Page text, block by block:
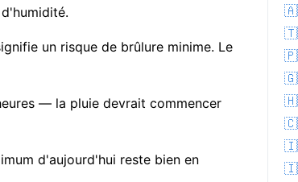
un risque de brûlure minime. Le
— la pluie devrait commencer
d'aujourd'hui reste bien en